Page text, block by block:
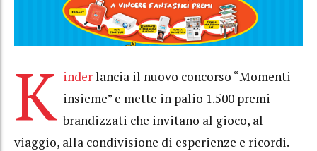
K inderlancia il nuovo concorso “Momenti
insieme” e mette in palio 1.500 premi
brandizzati che invitano al gioco, al
viaggio, alla condivisione di esperienze e ricordi.